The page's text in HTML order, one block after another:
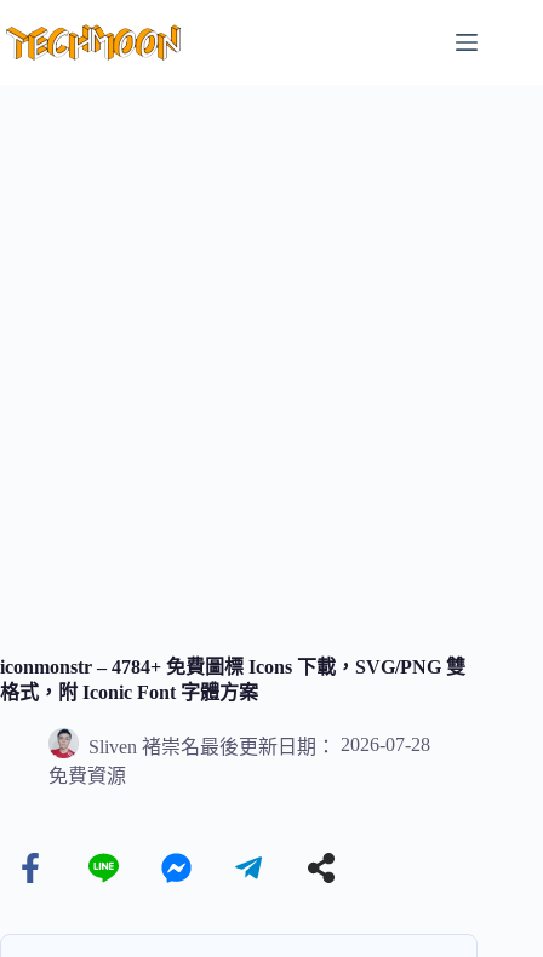
至
iconmonstr – 4784+ 免費圖標 Icons 下載，SVG/PNG 雙
格式，附 Iconic Font 字體方案
Sliven 褚崇名最後更新日期：
2026-07-28
免費資源